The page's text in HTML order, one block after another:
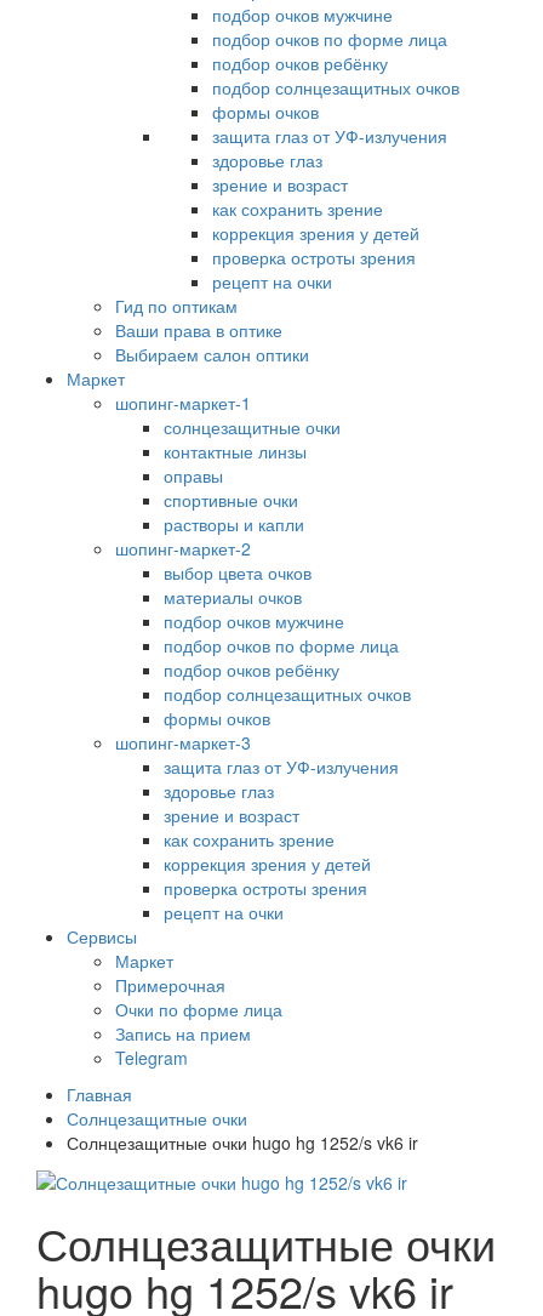
подбор очков мужчине
подбор очков по форме лица
подбор очков ребёнку
подбор солнцезащитных очков
формы очков
защита глаз от УФ-излучения
здоровье глаз
зрение и возраст
как сохранить зрение
коррекция зрения у детей
проверка остроты зрения
рецепт на очки
Гид по оптикам
Ваши права в оптике
Выбираем салон оптики
Маркет
шопинг-маркет-1
солнцезащитные очки
контактные линзы
оправы
спортивные очки
растворы и капли
шопинг-маркет-2
выбор цвета очков
материалы очков
подбор очков мужчине
подбор очков по форме лица
подбор очков ребёнку
подбор солнцезащитных очков
формы очков
шопинг-маркет-3
защита глаз от УФ-излучения
здоровье глаз
зрение и возраст
как сохранить зрение
коррекция зрения у детей
проверка остроты зрения
рецепт на очки
Сервисы
Маркет
Примерочная
Очки по форме лица
Запись на прием
Telegram
Главная
Солнцезащитные очки
Солнцезащитные очки hugo hg 1252/s vk6 ir
Солнцезащитные очки
hugo hg 1252/s vk6 ir